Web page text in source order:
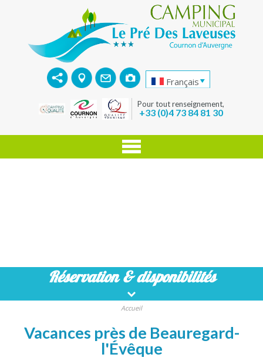
Français
Pour tout renseignement,
+33 (0)4 73 84 81 30
Réservation & disponibilités
Accueil
Vacances près de Beauregard-
l'Évêque